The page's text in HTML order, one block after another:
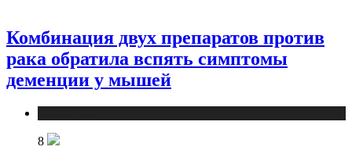
Комбинация двух препаратов против
рака обратила вспять симптомы
деменции у мышей
8